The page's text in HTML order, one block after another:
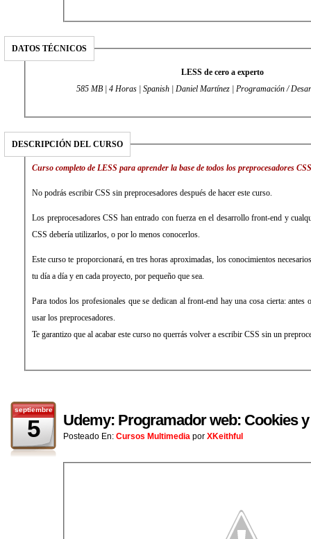
DATOS TÉCNICOS
LESS de cero a experto
585 MB | 4 Horas | Spanish | Daniel Martínez |
DESCRIPCIÓN DEL CURSO
Curso completo de LESS para aprender la base de todos los preprocesadores
No podrás escribir CSS sin preprocesadores después de hacer este curso.
Los preprocesadores CSS han entrado con fuerza en el desarrollo front-end y
CSS debería utilizarlos, o por lo menos conocerlos.
Este curso te proporcionará, en tres horas aproximadas, los conocimientos
tu día a día y en cada proyecto, por pequeño que sea.
Para todos los profesionales que se dedican al front-end hay una cosa cierta: antes
usar los preprocesadores.
Te garantizo que al acabar este curso no querrás volver a escribir CSS sin un
septiembre
5 Udemy: Programador web: Cookies
Posteado En: Cursos Multimedia por XKeithful